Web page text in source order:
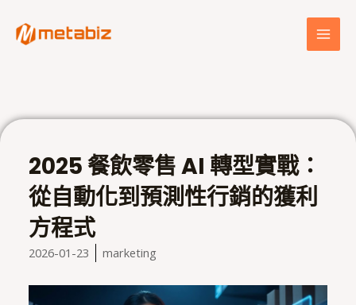
2025 餐飲零售 AI 轉型實戰：
從自動化到預測性行銷的獲利
方程式
2026-01-23 marketing